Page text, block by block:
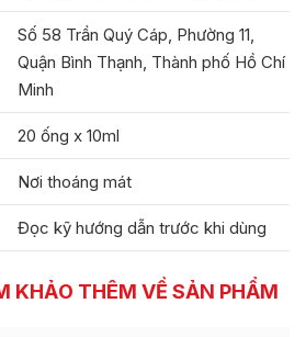
Số 58 Trần Quý Cáp, Phường 11,
Quận Bình Thạnh, Thành phố Hồ Chí
Minh
20 ống x 10ml
Nơi thoáng mát
Đọc kỹ hướng dẫn trước khi dùng
KHẢO THÊM VỀ SẢN PHẨM